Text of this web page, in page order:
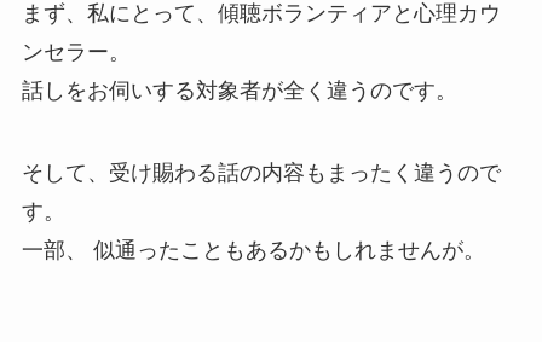
まず、私にとって、傾聴ボランティアと心理カウ
ンセラー。
話しをお伺いする対象者が全く違うのです。
そして、受け賜わる話の内容もまったく違うので
す。
一部、 似通ったこともあるかもしれませんが。